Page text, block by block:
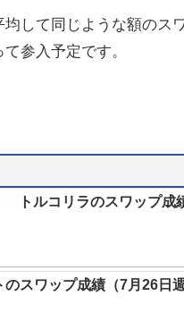
して同じような額のス
参入予定です。
ルコリラのスワップ成
スワップ成績（7月26日週